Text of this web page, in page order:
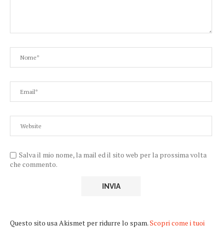
Salva il mio nome, la mail ed il sito web per la prossima volta
che commento.
Questo sito usa Akismet per ridurre lo spam.Scopri come i tuoi